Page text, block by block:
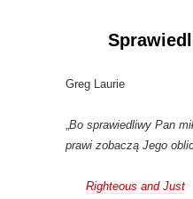
Greg Laurie
„Bo sprawiedliwy Pan
prawi zobaczą Jego
Righteous and Just